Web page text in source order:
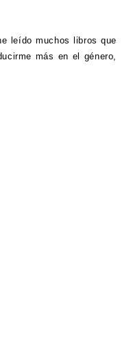
leído muchos libros que
más en el género,